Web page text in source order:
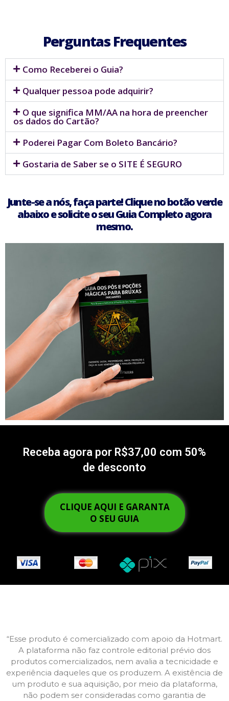
Perguntas Frequentes
Como Receberei o Guia?
Qualquer pessoa pode adquirir?
O que significa MM/AA na hora de preencher
os dados do Cartão?
Poderei Pagar Com Boleto Bancário?
Gostaria de Saber se o SITE É SEGURO
Junte-se a nós, faça parte! Clique no botão verde
abaixo e solicite o seu Guia Completo agora
mesmo.
Receba agora por R$37,00 com 50%
de desconto
CLIQUE AQUI E GARANTA
O SEU GUIA
“Esse produto é comercializado com apoio da Hotmart.
A plataforma não faz controle editorial prévio dos
produtos comercializados, nem avalia a tecnicidade e
experiência daqueles que os produzem. A existência de
um produto e sua aquisição, por meio da plataforma,
não podem ser consideradas como garantia de